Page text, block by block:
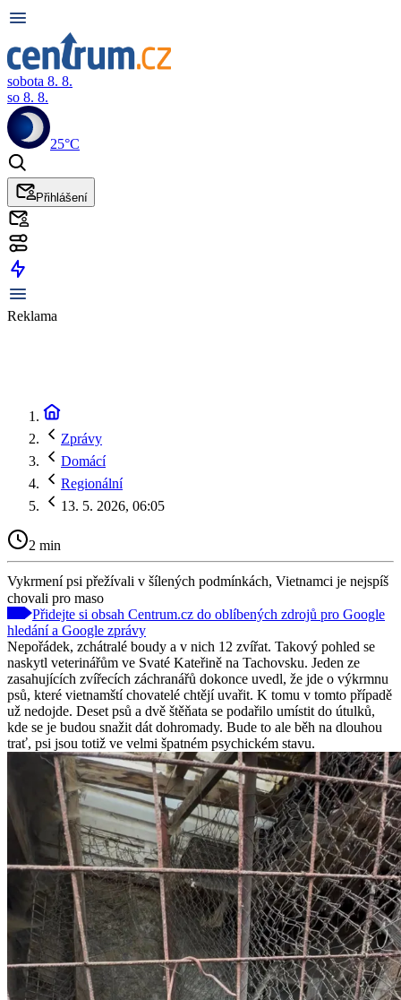
sobota 8. 8.
so 8. 8.
25°C
Přihlášení
Reklama
Zprávy
Domácí
Regionální
13. 5. 2026, 06:05
2 min
Vykrmení psi přežívali v šílených podmínkách, Vietnamci je nejspíš
chovali pro maso
Přidejte si obsah Centrum.cz do oblíbených zdrojů pro Google
hledání a Google zprávy
Nepořádek, zchátralé boudy a v nich 12 zvířat. Takový pohled se
naskytl veterinářům ve Svaté Kateřině na Tachovsku. Jeden ze
zasahujících zvířecích záchranářů dokonce uvedl, že jde o výkrmnu
psů, které vietnamští chovatelé chtějí uvařit. K tomu v tomto případě
už nedojde. Deset psů a dvě štěňata se podařilo umístit do útulků,
kde se je budou snažit dát dohromady. Bude to ale běh na dlouhou
trať, psi jsou totiž ve velmi špatném psychickém stavu.